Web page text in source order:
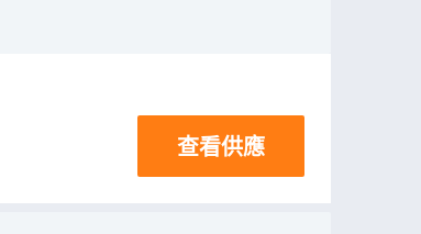
查看供應